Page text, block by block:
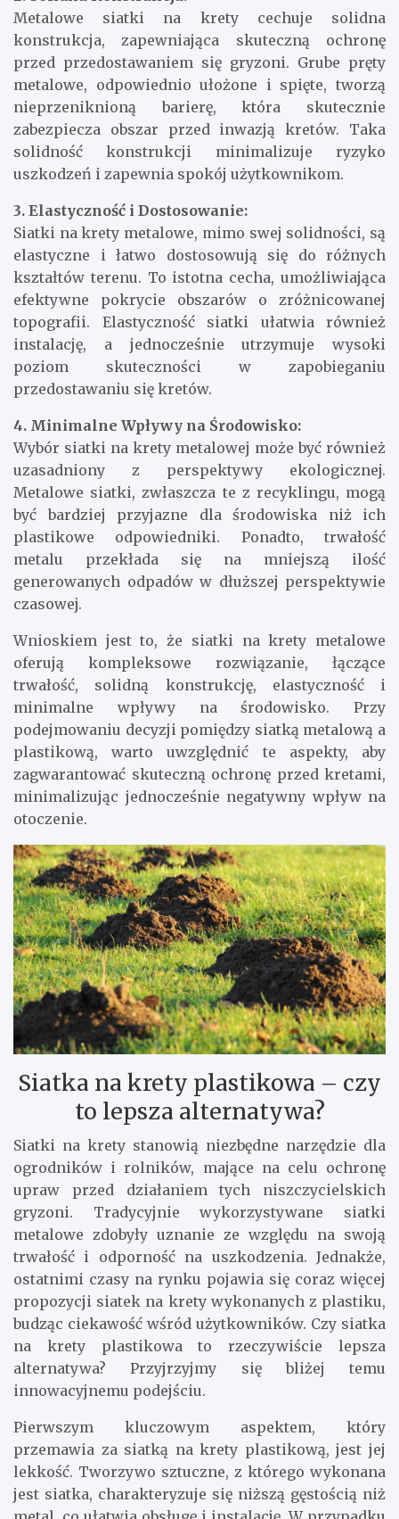
Metalowe siatki na krety cechuje solidna
konstrukcja, zapewniająca skuteczną ochronę
przed przedostawaniem się gryzoni. Grube pręty
metalowe, odpowiednio ułożone i spięte, tworzą
nieprzeniknioną barierę, która skutecznie
zabezpiecza obszar przed inwazją kretów. Taka
solidność konstrukcji minimalizuje ryzyko
uszkodzeń i zapewnia spokój użytkownikom.
3. Elastyczność i Dostosowanie:
Siatki na krety metalowe, mimo swej solidności, są
elastyczne i łatwo dostosowują się do różnych
kształtów terenu. To istotna cecha, umożliwiająca
efektywne pokrycie obszarów o zróżnicowanej
topografii. Elastyczność siatki ułatwia również
instalację, a jednocześnie utrzymuje wysoki
poziom skuteczności w zapobieganiu
przedostawaniu się kretów.
4. Minimalne Wpływy na Środowisko:
Wybór siatki na krety metalowej może być również
uzasadniony z perspektywy ekologicznej.
Metalowe siatki, zwłaszcza te z recyklingu, mogą
być bardziej przyjazne dla środowiska niż ich
plastikowe odpowiedniki. Ponadto, trwałość
metalu przekłada się na mniejszą ilość
generowanych odpadów w dłuższej perspektywie
czasowej.
Wnioskiem jest to, że siatki na krety metalowe
oferują kompleksowe rozwiązanie, łączące
trwałość, solidną konstrukcję, elastyczność i
minimalne wpływy na środowisko. Przy
podejmowaniu decyzji pomiędzy siatką metalową a
plastikową, warto uwzględnić te aspekty, aby
zagwarantować skuteczną ochronę przed kretami,
minimalizując jednocześnie negatywny wpływ na
otoczenie.
Siatka na krety plastikowa – czy
to lepsza alternatywa?
Siatki na krety stanowią niezbędne narzędzie dla
ogrodników i rolników, mające na celu ochronę
upraw przed działaniem tych niszczycielskich
gryzoni. Tradycyjnie wykorzystywane siatki
metalowe zdobyły uznanie ze względu na swoją
trwałość i odporność na uszkodzenia. Jednakże,
ostatnimi czasy na rynku pojawia się coraz więcej
propozycji siatek na krety wykonanych z plastiku,
budząc ciekawość wśród użytkowników. Czy siatka
na krety plastikowa to rzeczywiście lepsza
alternatywa? Przyjrzyjmy się bliżej temu
innowacyjnemu podejściu.
Pierwszym kluczowym aspektem, który
przemawia za siatką na krety plastikową, jest jej
lekkość. Tworzywo sztuczne, z którego wykonana
jest siatka, charakteryzuje się niższą gęstością niż